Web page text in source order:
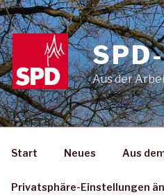
Aus der
Start Neues Aus
Privatsphäre-Einstellungen